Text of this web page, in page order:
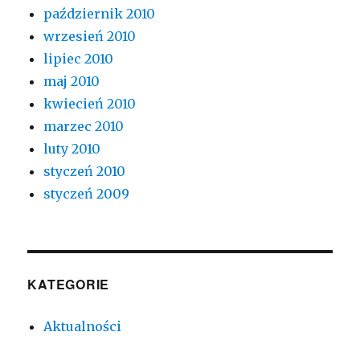
październik 2010
wrzesień 2010
lipiec 2010
maj 2010
kwiecień 2010
marzec 2010
luty 2010
styczeń 2010
styczeń 2009
KATEGORIE
Aktualności